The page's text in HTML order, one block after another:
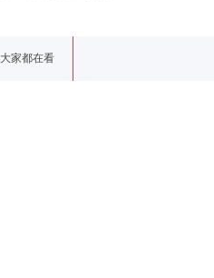
大家都在看